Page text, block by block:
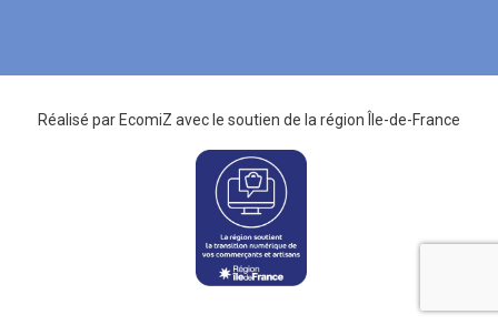
Réalisé par EcomiZ avec le soutien de la région Île-de-France